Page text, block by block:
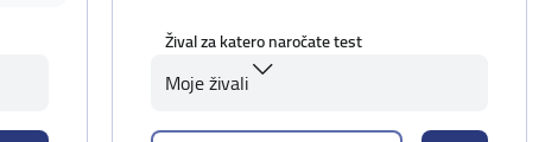
Žival za katero naročate test
Moje živali